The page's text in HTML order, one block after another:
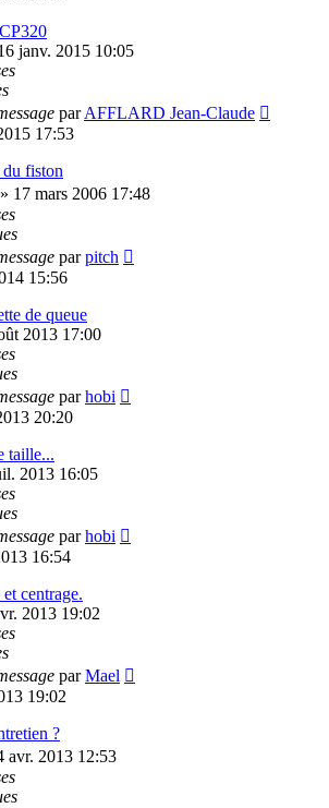
janv. 2015 10:05
parAFFLARD Jean-Claude
17:53
fiston
» 17 mars 2006 17:48
parpitch
15:56
de queue
2013 17:00
parhobi
20:20
taille...
2013 16:05
parhobi
16:54
centrage.
2013 19:02
parMael
19:02
?
avr. 2013 12:53